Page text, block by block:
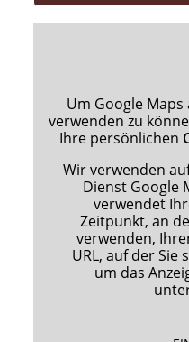
Um Google
verwenden zu
Ihre persönlichen
Wir verwenden
Dienst Google
verwendet
Zeitpunkt, an
verwenden,
URL, auf der Sie
um das